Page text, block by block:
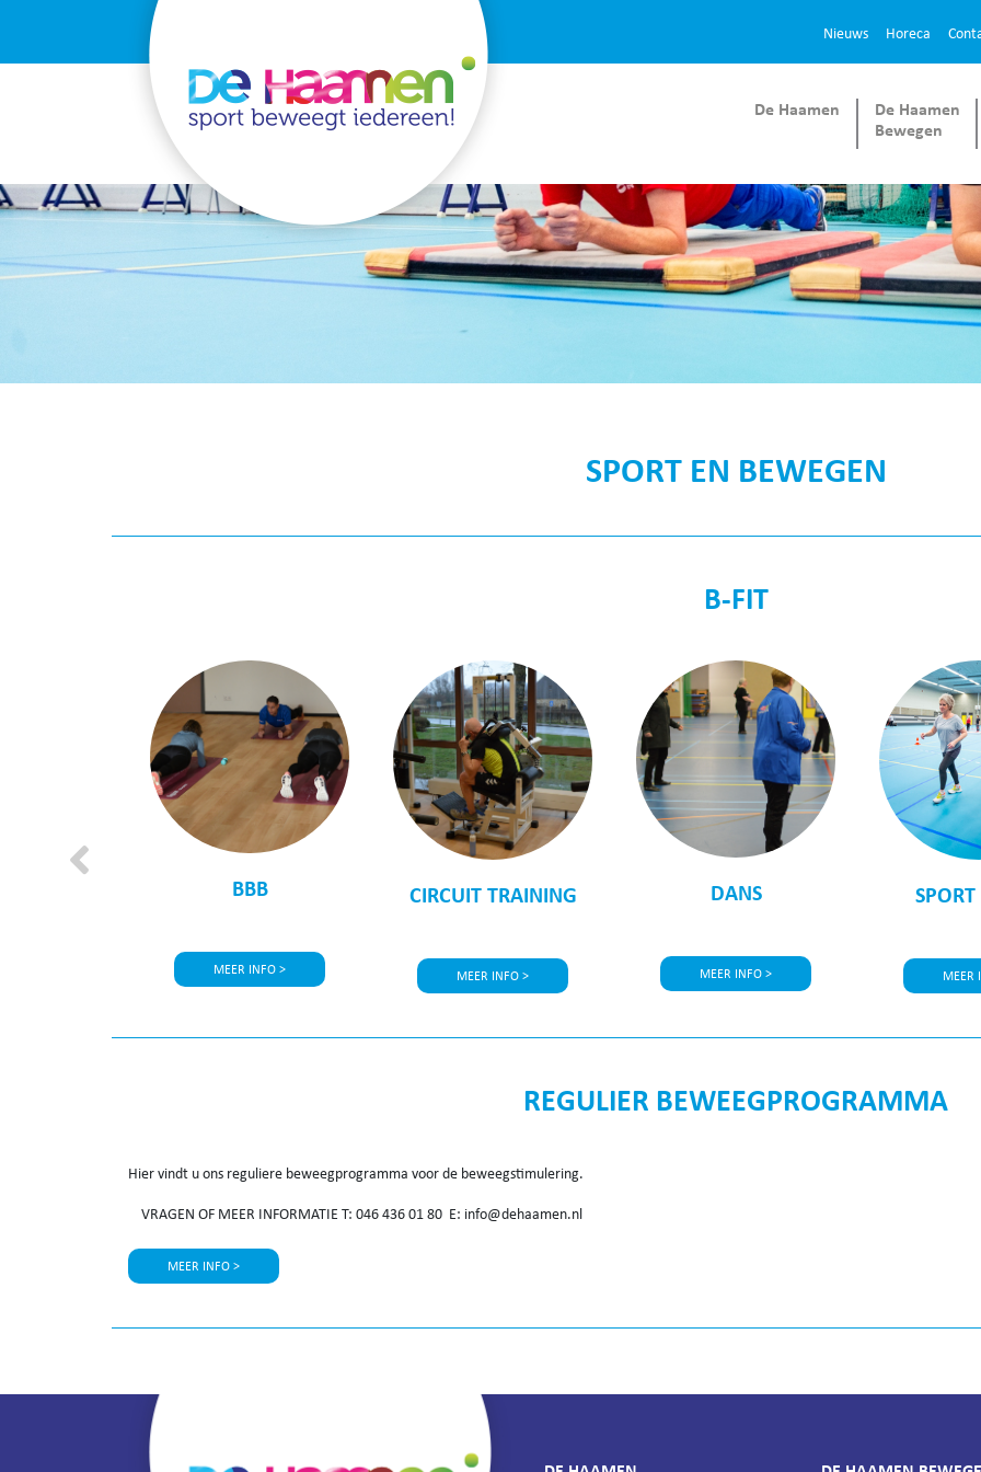
Nieuws Horeca
De Haamen
De Haamen
Bewegen
SPORT EN BEWEGEN
B-FIT
BBB
MEER INFO >
CIRCUIT TRAINING
MEER INFO >
DANS
MEER INFO > MEER
REGULIER BEWEEGPROGRAMMA
Hier vindt u ons reguliere beweegprogramma voor de beweegstimulering.
VRAGEN OF MEER INFORMATIE T: 046 436 01 80 E: info@dehaamen.nl
MEER INFO >